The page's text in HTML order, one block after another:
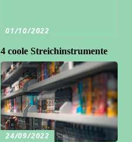
01/10/2022
4 coole Streichinstrumente
24/09/2022